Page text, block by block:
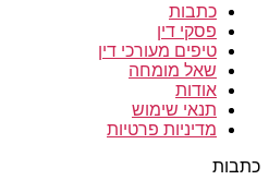
כתבות
פסקי דין
טיפים מעורכי דין
שאל מומחה
אודות
תנאי שימוש
מדיניות פרטיות
כתבות